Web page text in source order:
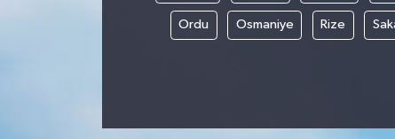
Ordu Osmaniye Rize